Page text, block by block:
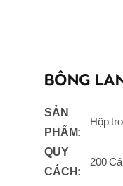
BÔNG
SẢN
PHẨM:
QUY
CÁCH:
Hộp
200